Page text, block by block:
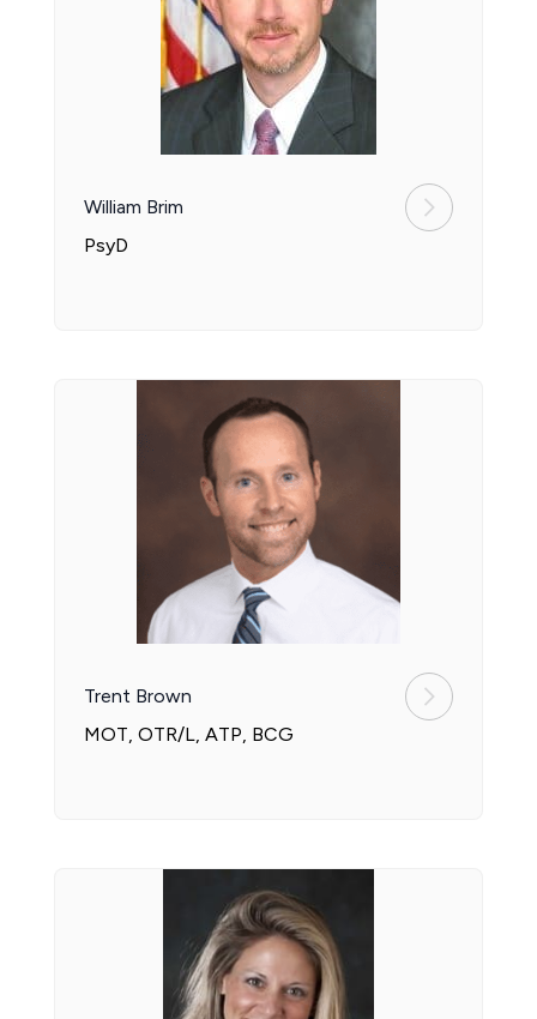
William Brim
PsyD
Trent Brown
MOT, OTR/L, ATP, BCG